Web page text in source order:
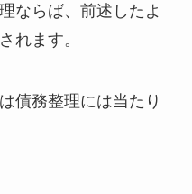
ならば、前述したよ
れます。
債務整理には当たり